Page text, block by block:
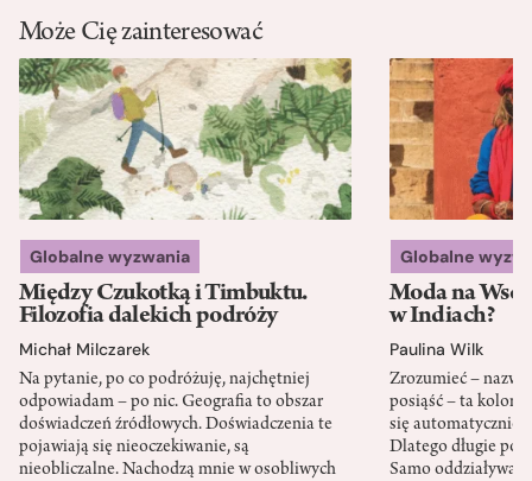
Może Cię zainteresować
Globalne wyzwania
Między Czukotką i Timbuktu.
Filozofia dalekich podróży
Michał Milczarek
Na pytanie, po co podróżuję, najchętniej
odpowiadam – po nic. Geografia to obszar
doświadczeń źródłowych. Doświadczenia te
pojawiają się nieoczekiwanie, są
nieobliczalne. Nachodzą mnie w osobliwych
Globalne
Moda na
w Indiach?
Paulina Wilk
Zrozumieć –
posiąść – ta
się automatycznie,
Dlatego długie
Samo